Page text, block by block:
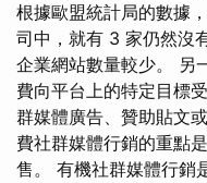
根據歐盟統計局的數據
司中，就有 3 家仍然沒
企業網站數量較少。 另
費向平台上的特定目標
群媒體廣告、贊助貼文
費社群媒體行銷的重點
售。 有機社群媒體行銷